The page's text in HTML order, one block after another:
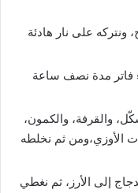
ونتركه على نار هادئة
فاتر مدة نصف ساعة
والقرفة، والكمون،
الأوزي،ومن ثم نخلطه
إلى الأرز، ثم نغطي